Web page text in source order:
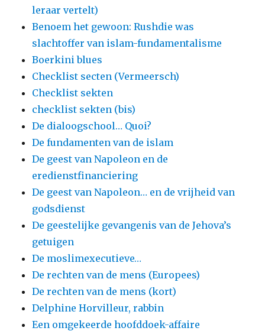
leraar vertelt)
Benoem het gewoon: Rushdie was
slachtoffer van islam-fundamentalisme
Boerkini blues
Checklist secten (Vermeersch)
Checklist sekten
checklist sekten (bis)
De dialoogschool… Quoi?
De fundamenten van de islam
De geest van Napoleon en de
eredienstfinanciering
De geest van Napoleon… en de vrijheid van
godsdienst
De geestelijke gevangenis van de Jehova’s
getuigen
De moslimexecutieve…
De rechten van de mens (Europees)
De rechten van de mens (kort)
Delphine Horvilleur, rabbin
Een omgekeerde hoofddoek-affaire